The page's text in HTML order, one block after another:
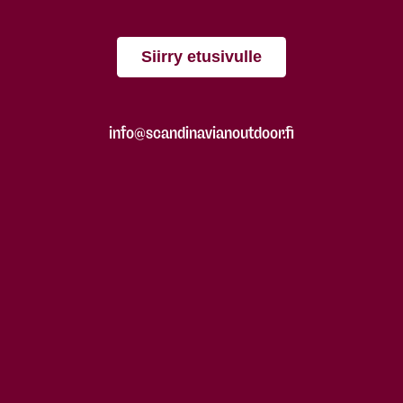
Siirry etusivulle
info@scandinavianoutdoor.fi